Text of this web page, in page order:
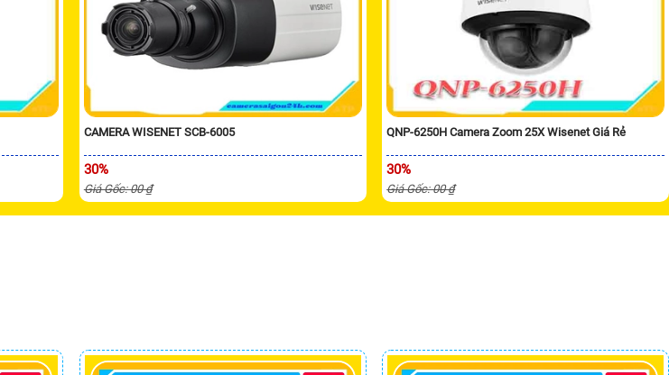
CAMERA WISENET SCB-6005
30%
Giá Gốc: 00 ₫
QNP-6250H Camera Zoom 25X Wisenet Giá Rẻ
30%
Giá Gốc: 00 ₫